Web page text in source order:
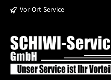
Hauptinhalt springen
Zur Suche springen
Zur Hauptnavigation springen
Vor-Ort-Service